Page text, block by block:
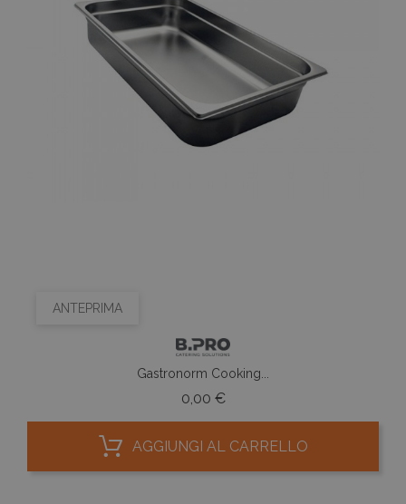
ANTEPRIMA
Gastronorm Cooking...
0,00 €Prezzo
AGGIUNGI AL CARRELLO